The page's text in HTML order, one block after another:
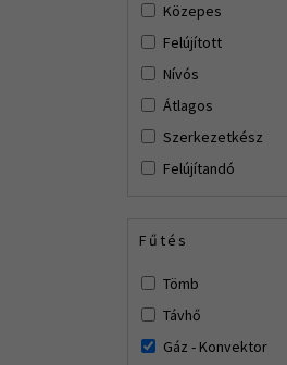
Közepes
Felújított
Nívós
Átlagos
Szerkezetkész
Felújítandó
Fűtés
Tömb
Távhő
Gáz - Konvektor